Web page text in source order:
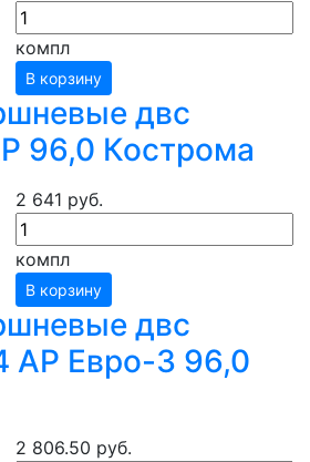
компл
В корзину
двс
96,0 Кострома
2 641 руб.
компл
В корзину
двс
АР Евро-3 96,0
2 806.50 руб.